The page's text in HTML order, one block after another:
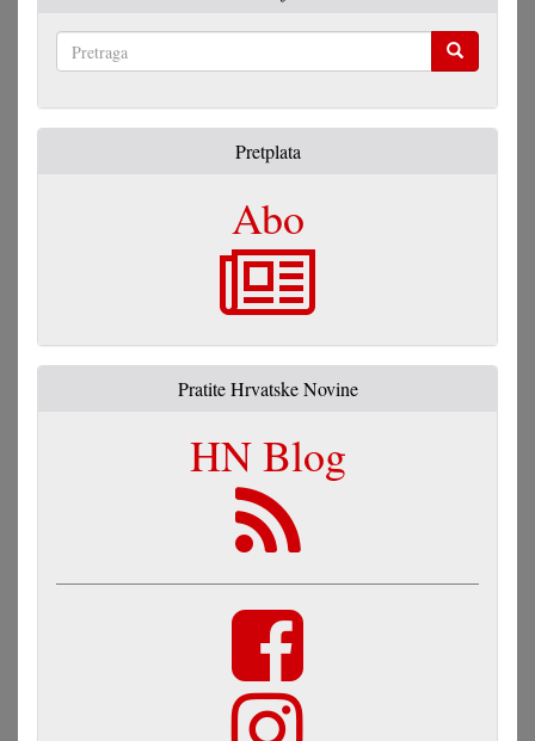
Pretplata
Abo
Pratite Hrvatske Novine
HN Blog